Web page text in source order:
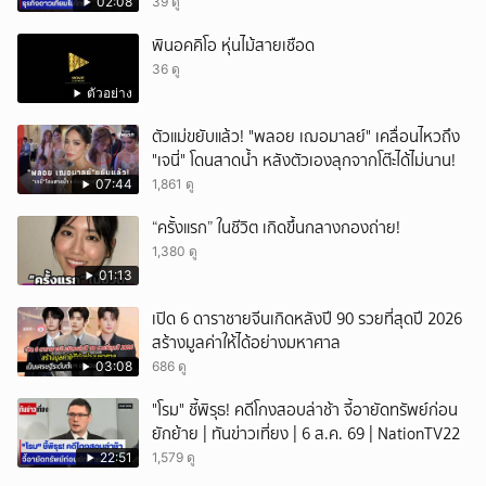
ตัวอย่าง
พินอคคิโอ หุ่นไม้สายเชือด
36 ดู
07:44
ตัวแม่ขยับแล้ว! "พลอย เฌอมาลย์" เคลื่อนไหวถึง
"เจนี่" โดนสาดน้ำ หลังตัวเองลุกจากโต๊ะได้ไม่นาน!
1,861 ดู
01:13
“ครั้งแรก” ในชีวิต เกิดขึ้นกลางกองถ่าย!
1,380 ดู
03:08
เปิด 6 ดาราชายจีนเกิดหลังปี 90 รวยที่สุดปี 2026
สร้างมูลค่าให้ได้อย่างมหาศาล
686 ดู
22:51
"โรม" ชี้พิรุธ! คดีโกงสอบล่าช้า จี้อายัดทรัพย์ก่อน
ยักย้าย | ทันข่าวเที่ยง | 6 ส.ค. 69 | NationTV22
1,579 ดู